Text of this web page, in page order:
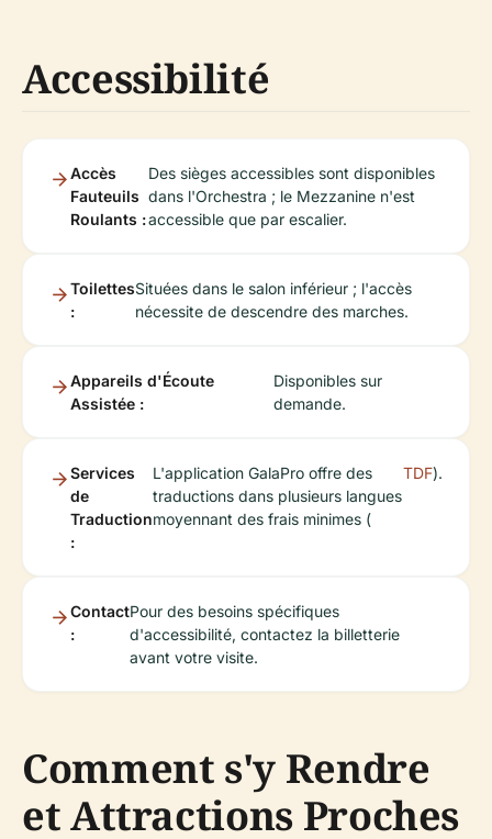
Accessibilité
Accès
Fauteuils
Roulants :
Des sièges accessibles sont disponibles
dans l'Orchestra ; le Mezzanine n'est
accessible que par escalier.
Toilettes
:
Situées dans le salon inférieur ; l'accès
nécessite de descendre des marches.
Appareils d'Écoute
Assistée :
Disponibles sur
demande.
Services
de
Traduction
:
L'application GalaPro offre des
traductions dans plusieurs langues
moyennant des frais minimes (
TDF).
Contact
:
Pour des besoins spécifiques
d'accessibilité, contactez la billetterie
avant votre visite.
Comment s'y Rendre
et Attractions Proches